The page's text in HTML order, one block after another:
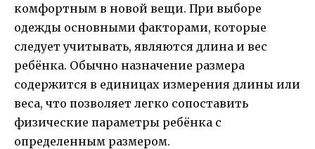
комфортным в новой вещи. При выборе
одежды основными факторами, которые
следует учитывать, являются длина и вес
ребёнка. Обычно назначение размера
содержится в единицах измерения длины или
веса, что позволяет легко сопоставить
физические параметры ребёнка с
определенным размером.